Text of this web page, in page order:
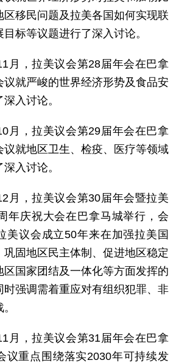
区移民问题及拉美各国如何实现联
标等议题进行了深入讨论。
月，拉美议会第28届年会在巴拿
议就严峻的世界经济形势及食品安
入讨论。
月，拉美议会第29届年会在巴拿
议就地区卫生、检疫、医疗等领域
入讨论。
月，拉美议会第30届年会暨拉美
年庆祝大会在巴拿马城举行，会
美议会成立50年来在加强拉美国
巩固地区民主体制、促进地区稳定
区国家团结及一体化等方面发挥的
时强调需着重应对有组织犯罪、非
月，拉美议会第31届年会在巴拿
议重点围绕落实2030年可持续发